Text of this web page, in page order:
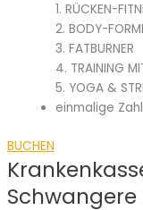
1. RÜCKEN-
2. BODY-
3. FATBURNER
4. TRAINING
5. YOGA &
einmalige
BUCHEN